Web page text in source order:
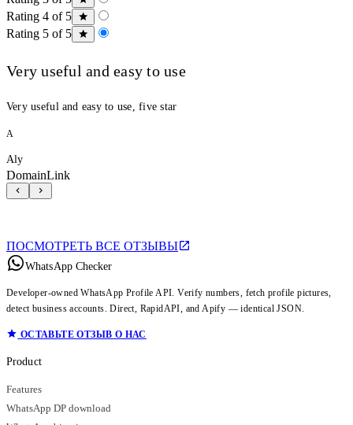
Rating 4 of 5
Rating 5 of 5
Very useful and easy to use
Very useful and easy to use, five star
A
Aly
DomainLink
ПОСМОТРЕТЬ ВСЕ ОТЗЫВЫ
WhatsApp Checker
Developer-owned WhatsApp Profile API. Verify numbers, fetch profile pictures,
detect business accounts. Direct, RapidAPI, and Apify — identical JSON.
ОСТАВЬТЕ ОТЗЫВ О НАС
Product
Features
WhatsApp DP download